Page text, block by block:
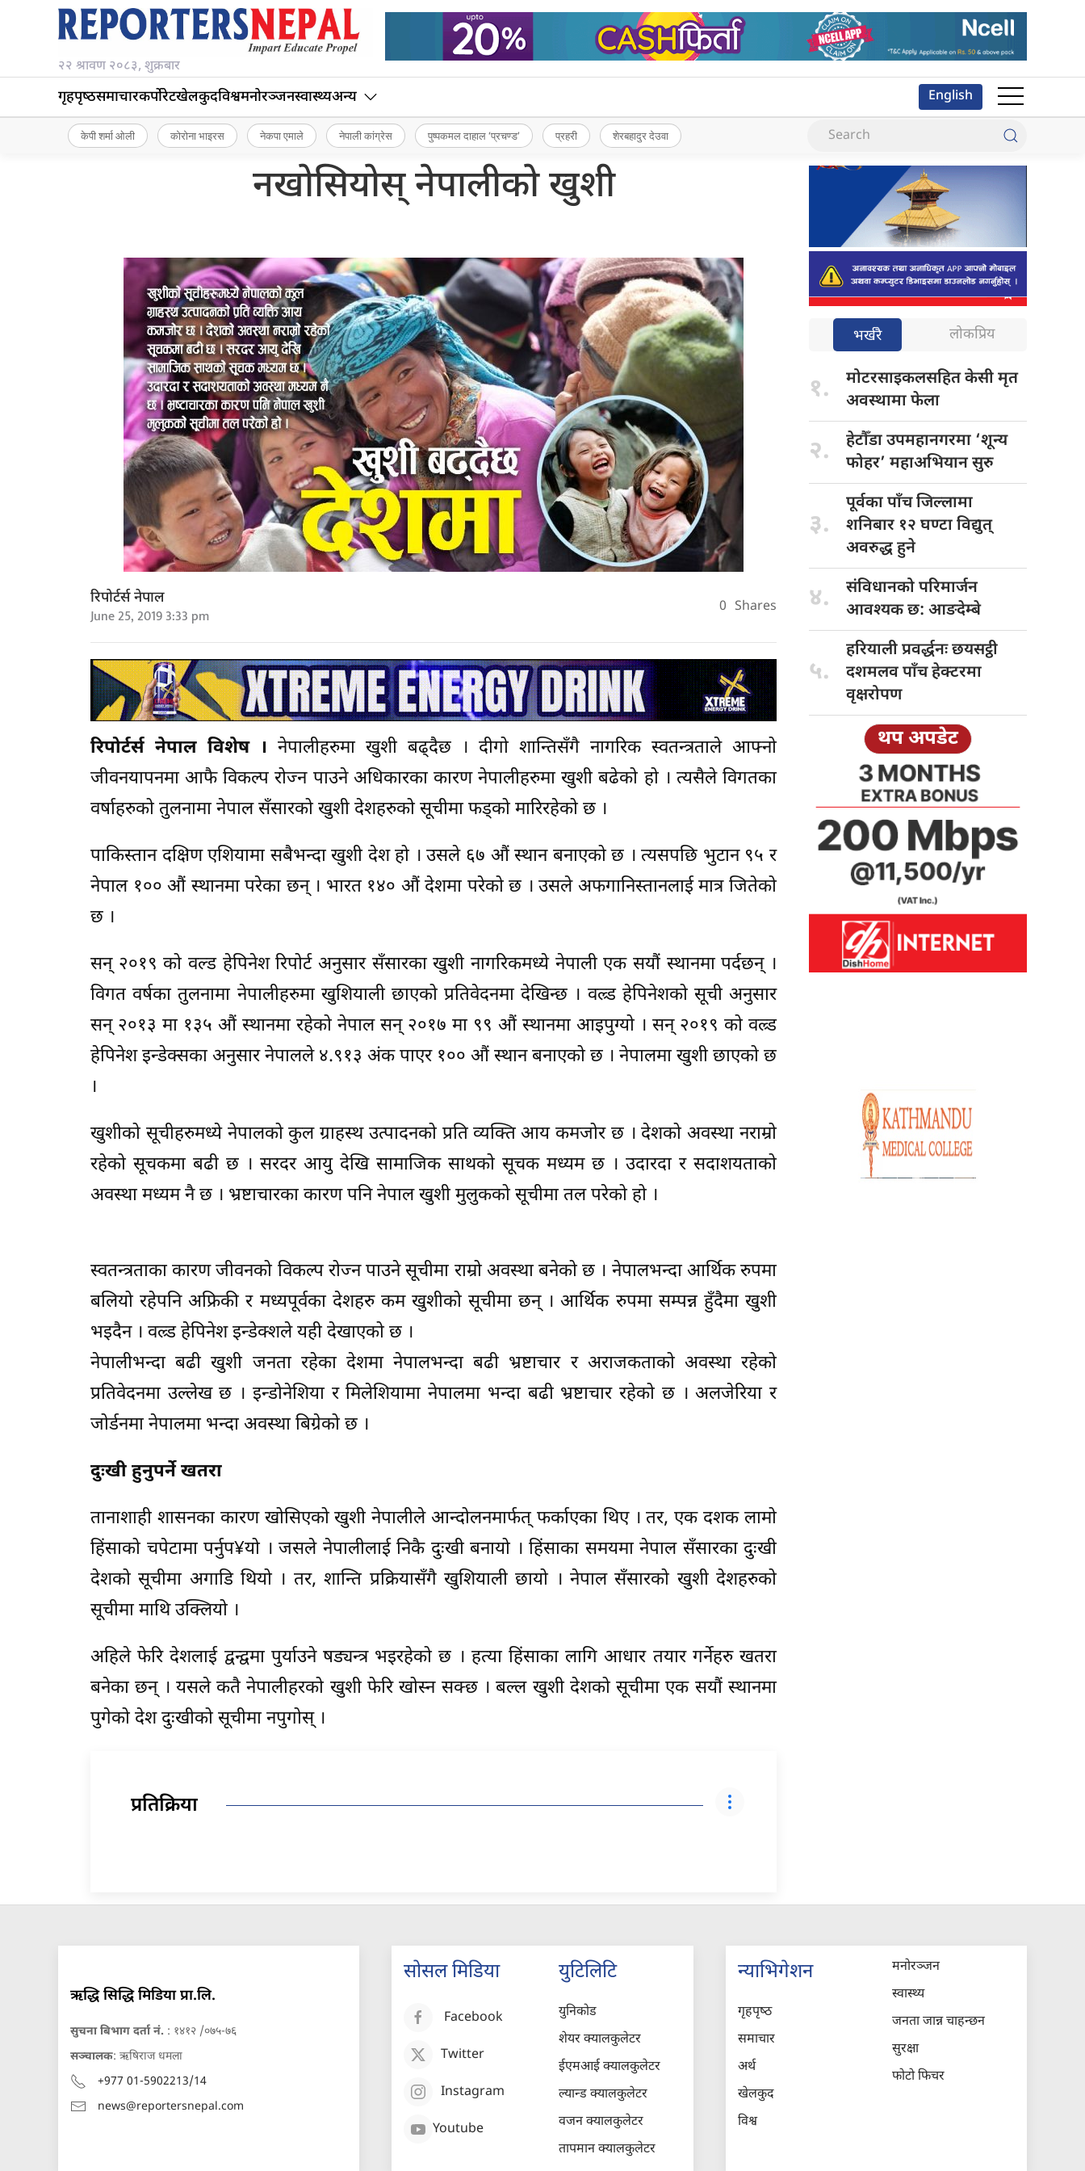
२२ श्रावण २०८३, शुक्रबार
गृहपृष्‍ठसमाचारकर्पोरेटखेलकुदविश्वमनोरञ्जनस्वास्थ्यअन्य English
केपी शर्मा ओली कोरोना भाइरस नेकपा एमाले नेपाली कांग्रेस पुष्पकमल दाहाल ‘प्रचण्ड’ प्रहरी शेरबहादुर देउवा
नखोसियोस् नेपालीको खुशी
रिपोर्टर्स नेपाल
June 25, 2019 3:33 pm 0 Shares
रिपोर्टर्स नेपाल विशेष । नेपालीहरुमा खुशी बढ्दैछ । दीगो शान्तिसँगै नागरिक स्वतन्त्रताले आफ्नो
जीवनयापनमा आफै विकल्प रोज्न पाउने अधिकारका कारण नेपालीहरुमा खुशी बढेको हो । त्यसैले विगतका
वर्षाहरुको तुलनामा नेपाल सँसारको खुशी देशहरुको सूचीमा फड्को मारिरहेको छ ।
पाकिस्तान दक्षिण एशियामा सबैभन्दा खुशी देश हो । उसले ६७ औं स्थान बनाएको छ । त्यसपछि भुटान ९५ र
नेपाल १०० औं स्थानमा परेका छन् । भारत १४० औं देशमा परेको छ । उसले अफगानिस्तानलाई मात्र जितेको
छ ।
सन् २०१९ को वल्ड हेपिनेश रिपोर्ट अनुसार सँसारका खुशी नागरिकमध्ये नेपाली एक सयौं स्थानमा पर्दछन् ।
विगत वर्षका तुलनामा नेपालीहरुमा खुशियाली छाएको प्रतिवेदनमा देखिन्छ । वल्र्ड हेपिनेशको सूची अनुसार
सन् २०१३ मा १३५ औं स्थानमा रहेको नेपाल सन् २०१७ मा ९९ औं स्थानमा आइपुग्यो । सन् २०१९ को वल्र्ड
हेपिनेश इन्डेक्सका अनुसार नेपालले ४.९१३ अंक पाएर १०० औं स्थान बनाएको छ । नेपालमा खुशी छाएको छ
।
खुशीको सूचीहरुमध्ये नेपालको कुल ग्राहस्थ उत्पादनको प्रति व्यक्ति आय कमजोर छ । देशको अवस्था नराम्रो
रहेको सूचकमा बढी छ । सरदर आयु देखि सामाजिक साथको सूचक मध्यम छ । उदारदा र सदाशयताको
अवस्था मध्यम नै छ । भ्रष्टाचारका कारण पनि नेपाल खुशी मुलुकको सूचीमा तल परेको हो ।
स्वतन्त्रताका कारण जीवनको विकल्प रोज्न पाउने सूचीमा राम्रो अवस्था बनेको छ । नेपालभन्दा आर्थिक रुपमा
बलियो रहेपनि अफ्रिकी र मध्यपूर्वका देशहरु कम खुशीको सूचीमा छन् । आर्थिक रुपमा सम्पन्न हुँदैमा खुशी
भइदैन । वल्र्ड हेपिनेश इन्डेक्शले यही देखाएको छ ।
नेपालीभन्दा बढी खुशी जनता रहेका देशमा नेपालभन्दा बढी भ्रष्टाचार र अराजकताको अवस्था रहेको
प्रतिवेदनमा उल्लेख छ । इन्डोनेशिया र मिलेशियामा नेपालमा भन्दा बढी भ्रष्टाचार रहेको छ । अलजेरिया र
जोर्डनमा नेपालमा भन्दा अवस्था बिग्रेको छ ।
दुःखी हुनुपर्ने खतरा
तानाशाही शासनका कारण खोसिएको खुशी नेपालीले आन्दोलनमार्फत् फर्काएका थिए । तर, एक दशक लामो
हिंसाको चपेटामा पर्नुप¥यो । जसले नेपालीलाई निकै दुःखी बनायो । हिंसाका समयमा नेपाल सँसारका दुःखी
देशको सूचीमा अगाडि थियो । तर, शान्ति प्रक्रियासँगै खुशियाली छायो । नेपाल सँसारको खुशी देशहरुको
सूचीमा माथि उक्लियो ।
अहिले फेरि देशलाई द्वन्द्वमा पुर्याउने षड्यन्त्र भइरहेको छ । हत्या हिंसाका लागि आधार तयार गर्नेहरु खतरा
बनेका छन् । यसले कतै नेपालीहरको खुशी फेरि खोस्न सक्छ । बल्ल खुशी देशको सूचीमा एक सयौं स्थानमा
पुगेको देश दुःखीको सूचीमा नपुगोस् ।
प्रतिक्रिया
भर्खरै लोकप्रिय
१. मोटरसाइकलसहित केसीमृत
अवस्थामा फेला
२. हेटौँडा उपमहानगरमा ‘शून्य
फोहर’ महाअभियान सुरु
३.
पूर्वका पाँचजिल्लामा
शनिबार १२ घण्टा विद्युत्
अवरुद्ध हुने
४.
संविधानको परिमार्जन
आवश्यक छ: आङदेम्बे
५.
हरियाली प्रवर्द्धनःछयसट्ठी
दशमलव पाँच हेक्टरमा
वृक्षरोपण
थप अपडेट
ऋद्धि सिद्धि मिडिया प्रा.लि.
सुचना बिभाग दर्ता नं. : १४१२ /०७५-७६
सञ्चालक: ऋषिराज धमला
+977 01-5902213/14
news@reportersnepal.com
सोसल मिडिया
Facebook
Twitter
Instagram
Youtube
युटिलिटि
युनिकोड
शेयर क्यालकुलेटर
ईएमआई क्यालकुलेटर
ल्यान्ड क्यालकुलेटर
वजन क्यालकुलेटर
तापमान क्यालकुलेटर
न्याभिगेशन
गृहपृष्‍ठ
समाचार
अर्थ
खेलकुद
विश्व
मनोरञ्जन
स्वास्थ्य
जनता जान्न चाहन्छन
सुरक्षा
फोटो फिचर